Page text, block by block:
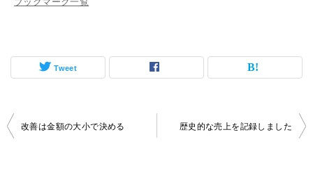
Tweet
投
改善は金額の大小で決める 歴史的な売上を記録しました